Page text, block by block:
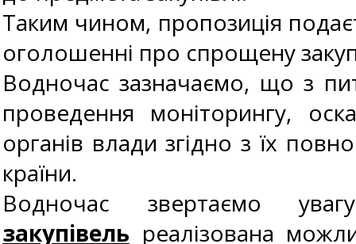
Таким чином, пропозиція
оголошенні про спрощену
Водночас зазначаємо, що з
проведення моніторингу,
органів влади згідно з їх
країни.
Водночас звертаємо
закупівель реалізована